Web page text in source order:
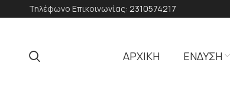
Τηλέφωνο Επικοινωνίας: 2310574217
ΑΡΧΙΚΗ ΕΝΔΥΣΗ